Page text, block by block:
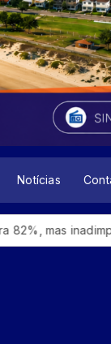
Notícias
cai